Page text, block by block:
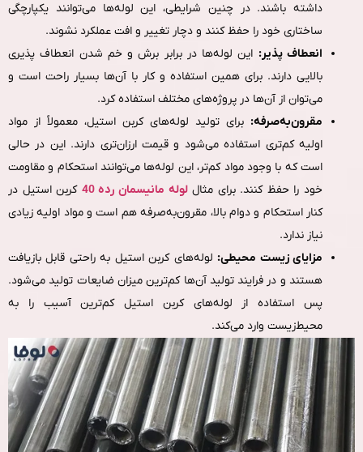
داشته باشند. در چنین شرایطی، این لوله‌ها می‌توانند یکپارچگی
ساختاری خود را حفظ کنند و دچار تغییر و افت عملکرد نشوند.
انعطاف‌ پذیر: این لوله‌ها در برابر برش و خم‌ شدن انعطاف‌ پذیری
بالایی دارند. برای همین استفاده و کار با آن‌ها بسیار راحت است و
می‌توان از آن‌ها در پروژه‌های مختلف استفاده کرد.
مقرون‌به‌صرفه: برای تولید لوله‌های کربن استیل، معمولاً از مواد
اولیه کم‌تری استفاده می‌شود و قیمت ارزان‌تری دارند. این در حالی
است که با وجود مواد کم‌تر، این لوله‌ها می‌توانند استحکام و مقاومت
خود را حفظ کنند. برای مثاللوله مانیسمان رده 40
کربن استیل در
کنار استحکام و دوام بالا، مقرون‌به‌صرفه هم است و مواد اولیه زیادی
نیاز ندارد.
مزایای زیست‌ محیطی: لوله‌های کربن استیل به‌ راحتی قابل‌ بازیافت
هستند و در فرایند تولید آن‌ها کم‌ترین میزان ضایعات تولید می‌شود.
پس استفاده از لوله‌های کربن استیل کم‌ترین آسیب را به
محیط‌زیست وارد می‌کند.